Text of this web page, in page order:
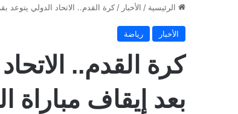
الرئيسية / الأخبار / كرة القدم.. الاتحاد الدولي يتوعد
الأخبار رياضة
كرة القدم..
بعد إيقاف مباراة